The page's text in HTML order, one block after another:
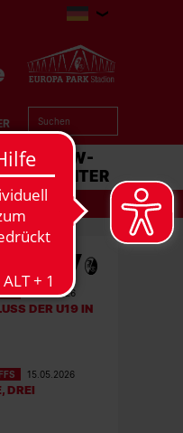
22.05.2026
DER U19 IN
15.05.2026
DREI